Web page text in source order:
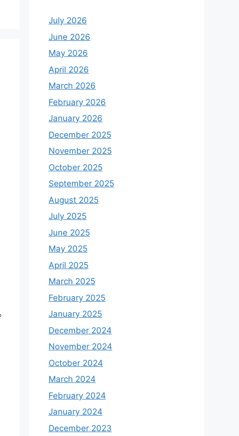
July 2026
June 2026
May 2026
April 2026
March 2026
February 2026
January 2026
December 2025
November 2025
October 2025
September 2025
August 2025
July 2025
June 2025
May 2025
April 2025
March 2025
February 2025
January 2025
December 2024
November 2024
October 2024
March 2024
February 2024
January 2024
December 2023